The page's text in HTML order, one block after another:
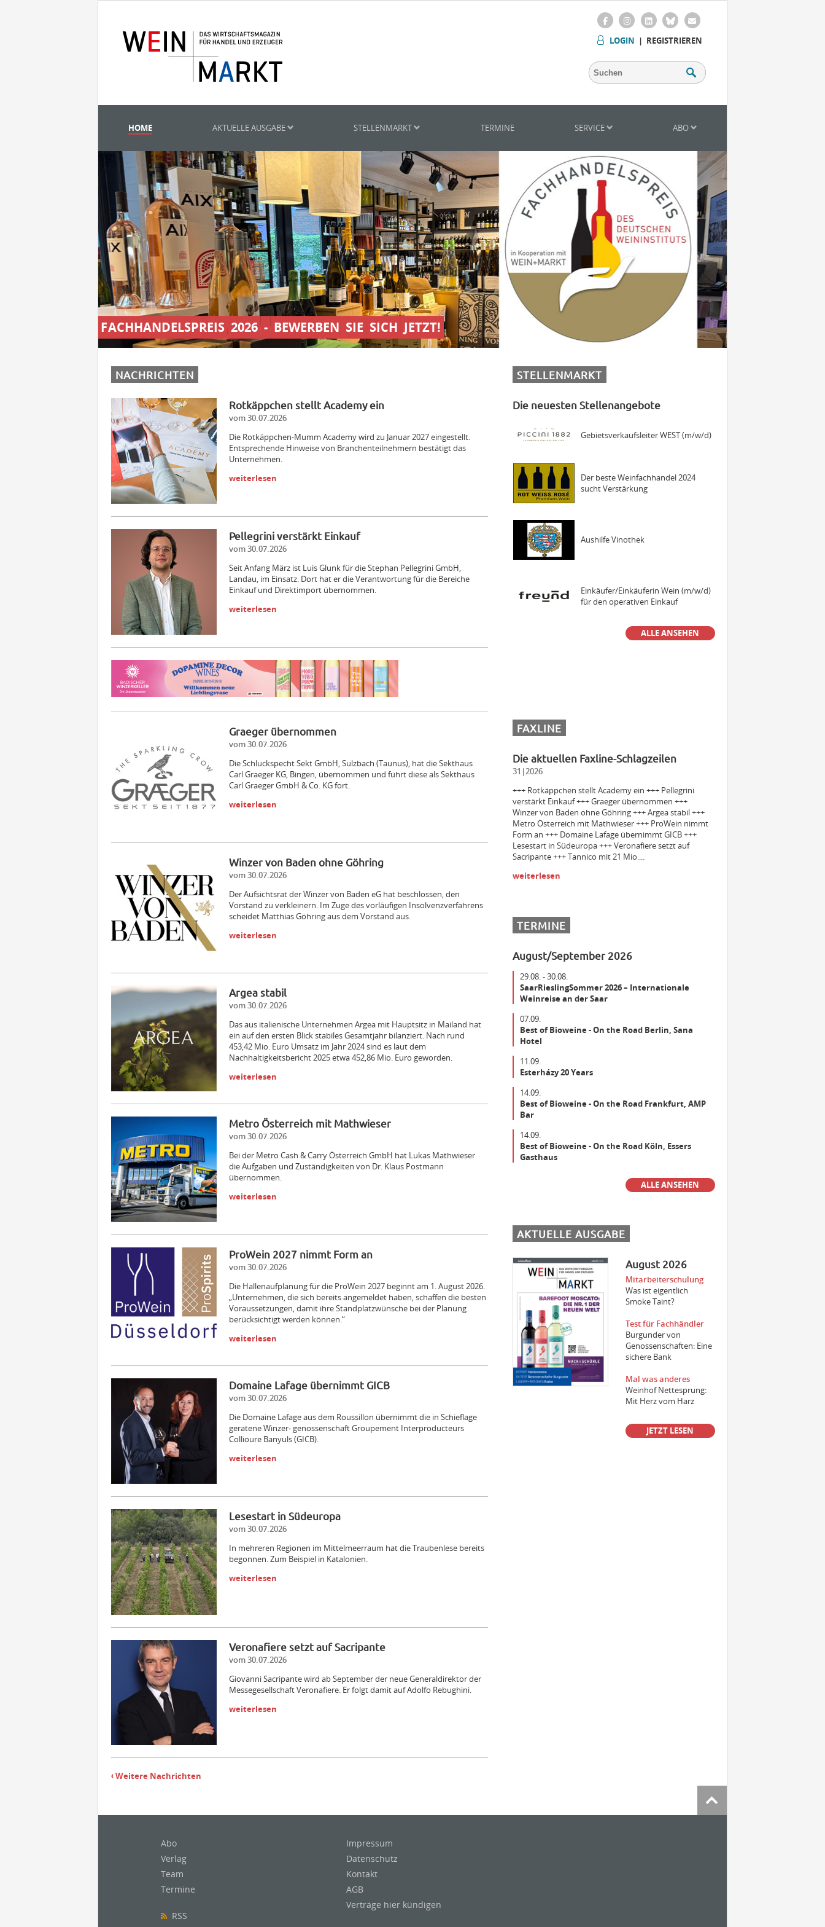
LOGIN | REGISTRIEREN
HOME AKTUELLE AUSGABE STELLENMARKT TERMINE SERVICE ABO
FACHHANDELSPREIS 2026 - BEWERBEN SIE SICH JETZT!
NACHRICHTEN
Rotkäppchen stellt Academy ein
vom 30.07.2026
Die Rotkäppchen-Mumm Academy wird zu Januar 2027 eingestellt.
Entsprechende Hinweise von Branchenteilnehmern bestätigt das
Unternehmen.
weiterlesen
Pellegrini verstärkt Einkauf
vom 30.07.2026
Seit Anfang März ist Luis Glunk für die Stephan Pellegrini GmbH,
Landau, im Einsatz. Dort hat er die Verantwortung für die Bereiche
Einkauf und Direktimport übernommen.
weiterlesen
Graeger übernommen
vom 30.07.2026
Die Schluckspecht Sekt GmbH, Sulzbach (Taunus), hat die Sekthaus
Carl Graeger KG, Bingen, übernommen und führt diese als Sekthaus
Carl Graeger GmbH & Co. KG fort.
weiterlesen
Winzer von Baden ohne Göhring
vom 30.07.2026
Der Aufsichtsrat der Winzer von Baden eG hat beschlossen, den
Vorstand zu verkleinern. Im Zuge des vorläufigen Insolvenzverfahrens
scheidet Matthias Göhring aus dem Vorstand aus.
weiterlesen
Argea stabil
vom 30.07.2026
Das aus italienische Unternehmen Argea mit Hauptsitz in Mailand hat
ein auf den ersten Blick stabiles Gesamtjahr bilanziert. Nach rund
453,42 Mio. Euro Umsatz im Jahr 2024 sind es laut dem
Nachhaltigkeitsbericht 2025 etwa 452,86 Mio. Euro geworden.
weiterlesen
Metro Österreich mit Mathwieser
vom 30.07.2026
Bei der Metro Cash & Carry Österreich GmbH hat Lukas Mathwieser
die Aufgaben und Zuständigkeiten von Dr. Klaus Postmann
übernommen.
weiterlesen
ProWein 2027 nimmt Form an
vom 30.07.2026
Die Hallenaufplanung für die ProWein 2027 beginnt am 1. August 2026.
„Unternehmen, die sich bereits angemeldet haben, schaffen die besten
Voraussetzungen, damit ihre Standplatzwünsche bei der Planung
berücksichtigt werden können.“
weiterlesen
Domaine Lafage übernimmt GICB
vom 30.07.2026
Die Domaine Lafage aus dem Roussillon übernimmt die in Schieflage
geratene Winzer- genossenschaft Groupement Interproducteurs
Collioure Banyuls (GICB).
weiterlesen
Lesestart in Südeuropa
vom 30.07.2026
In mehreren Regionen im Mittelmeerraum hat die Traubenlese bereits
begonnen. Zum Beispiel in Katalonien.
weiterlesen
Veronafiere setzt auf Sacripante
vom 30.07.2026
Giovanni Sacripante wird ab September der neue Generaldirektor der
Messegesellschaft Veronafiere. Er folgt damit auf Adolfo Rebughini.
weiterlesen
Weitere Nachrichten
STELLENMARKT
Die neuesten Stellenangebote
Mitarbeiter (m/w/d) Vinothek
Senior Brand Builder (m/w/d)
Maschinist Weinbau/Landwirt
Landmaschinenmechatroniker
Weinbau (m/w/d)
Gebietsverkaufsleiter WEST (m/w/d)
Der beste Weinfachhandel 2024
sucht Verstärkung
Aushilfe Vinothek
Einkäufer/Einkäuferin Wein (m/w/d)
für den operativen Einkauf
Außendienstmitarbeiter Bayern
Volontär (m/w/d)
Mitarbeiter (m/w/d) Vinothek
(m/w/d)
Landmaschinenmechatroniker
Der beste Weinfachhandel 2024
sucht Verstärkung
Aushilfe Vinothek
ALLE ANSEHEN
FAXLINE
Die aktuellen Faxline-Schlagzeilen
31|2026
+++ Rotkäppchen stellt Academy ein +++ Pellegrini
verstärkt Einkauf +++ Graeger übernommen +++
Winzer von Baden ohne Göhring +++ Argea stabil +++
Metro Österreich mit Mathwieser +++ ProWein nimmt
Form an +++ Domaine Lafage übernimmt GICB +++
Lesestart in Südeuropa +++ Veronafiere setzt auf
Sacripante +++ Tannico mit 21 Mio....
weiterlesen
TERMINE
August/September 2026
29.08. - 30.08.
SaarRieslingSommer 2026 – Internationale
Weinreise an der Saar
07.09.
Best of Bioweine - On the Road Berlin, Sana
Hotel
11.09.
Esterházy 20 Years
14.09.
Best of Bioweine - On the Road Frankfurt, AMP
Bar
14.09.
Best of Bioweine - On the Road Köln, Essers
Gasthaus
ALLE ANSEHEN
AKTUELLE AUSGABE
August 2026
Mitarbeiterschulung
Was ist eigentlich
Smoke Taint?
Test für Fachhändler
Burgunder von
Genossenschaften: Eine
sichere Bank
Mal was anderes
Weinhof Nettesprung:
Mit Herz vom Harz
JETZT LESEN
Abo
Verlag
Team
Termine
RSS
Impressum
Datenschutz
Kontakt
AGB
Verträge hier kündigen